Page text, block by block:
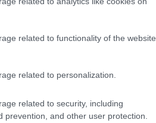
related to functionality of the website
related to personalization.
related to security, including
and other user protection.
internazionale
iconico sia lo
in stile
persona più